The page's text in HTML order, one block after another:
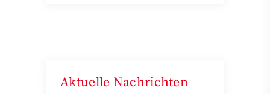
Aktuelle Nachrichten